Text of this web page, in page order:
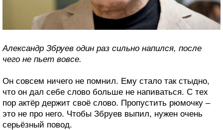
Александр Збруев один раз сильно напился, после
чего не пьет вовсе.
Он совсем ничего не помнил. Ему стало так стыдно,
что он дал себе слово больше не напиваться. С тех
пор актёр держит своё слово. Пропустить рюмочку –
это не про него. Чтобы Збруев выпил, нужен очень
серьёзный повод.